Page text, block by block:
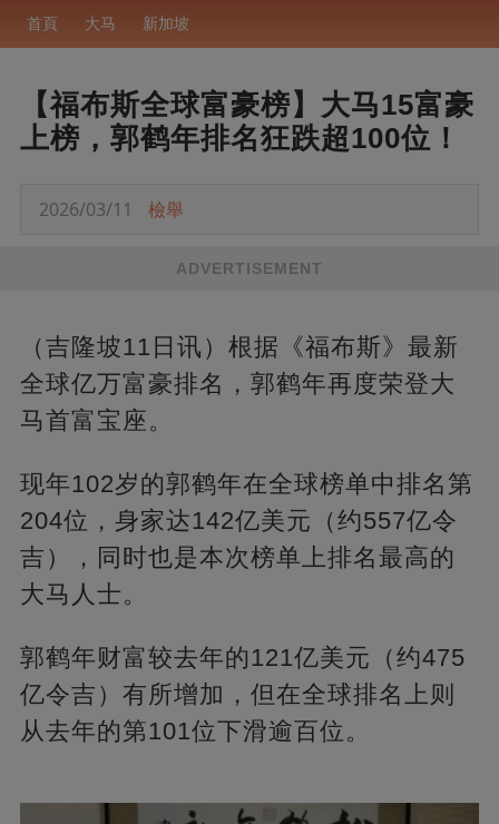
首頁 大马 新加坡
【福布斯全球富豪榜】大马15富豪
上榜，郭鹤年排名狂跌超100位！
2026/03/11 檢舉
ADVERTISEMENT
（吉隆坡11日讯）根据《福布斯》最新
全球亿万富豪排名，郭鹤年再度荣登大
马首富宝座。
现年102岁的郭鹤年在全球榜单中排名第
204位，身家达142亿美元（约557亿令
吉），同时也是本次榜单上排名最高的
大马人士。
郭鹤年财富较去年的121亿美元（约475
亿令吉）有所增加，但在全球排名上则
从去年的第101位下滑逾百位。